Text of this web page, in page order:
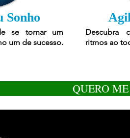
Sonho
se tornar um
um de sucesso.
Descubra
ritmos ao
QUERO